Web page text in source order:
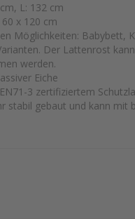
L: 132 cm
x 120 cm
Möglichkeiten: Babybett,
Der Lattenrost
werden.
Eiche
3 zertifiziertem
stabil gebaut und kann mit